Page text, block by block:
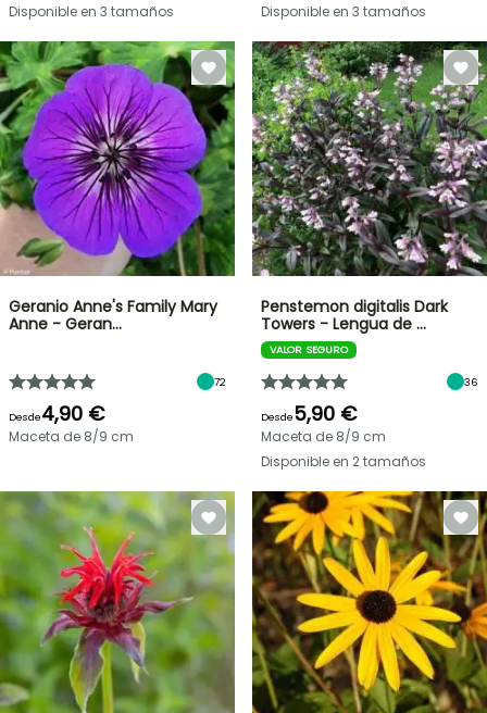
Disponible en 3 tamaños
Disponible en 3 tamaños
Geranio Anne's Family Mary
Anne - Geran…
72
Desde4,90 €
Maceta de 8/9 cm
Penstemon digitalis Dark
Towers - Lengua de …
VALOR SEGURO
36
Desde5,90 €
Maceta de 8/9 cm
Disponible en 2 tamaños